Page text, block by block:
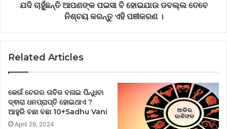
ଯଦି ଚାହୁଁଛନ୍ତି ଆପଣଙ୍କ ପଇସା ବି ହୋଇଯାଉ ଡବଲ୍ଲ ତେବେ
ନିଶ୍ଚୟ କରନ୍ତୁ ଏହି ପଞୀକରଣ ।
Related Articles
କେଉଁ ଚେରର ତାବିଜ ବନାଇ ପିନ୍ଧିବା
ଦ୍ଵାରା ଧନପ୍ରାପ୍ତି ହୋଇଥାଏ ?
ଆହୁରି ବଛା ବଛା 10+Sadhu Vani
April 29, 2024